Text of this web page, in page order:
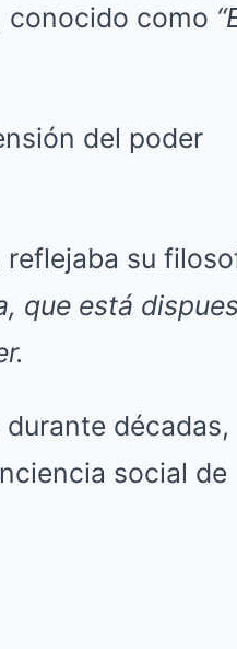
conocido como
del poder
su
que está
décadas,
social de